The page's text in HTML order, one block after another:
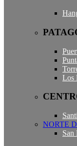
Los
NORTE
San